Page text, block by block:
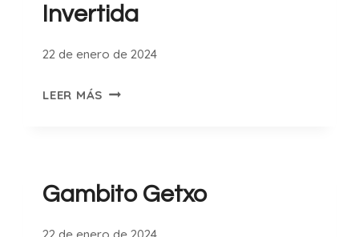
Invertida
22 de enero de 2024
LEER MÁS APERTURA
Gambito Getxo